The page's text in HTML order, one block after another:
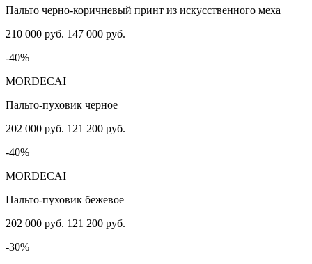
Пальто черно-коричневый принт из искусственного меха
210 000 руб. 147 000 руб.
-40%
MORDECAI
Пальто-пуховик черное
202 000 руб. 121 200 руб.
-40%
MORDECAI
Пальто-пуховик бежевое
202 000 руб. 121 200 руб.
-30%